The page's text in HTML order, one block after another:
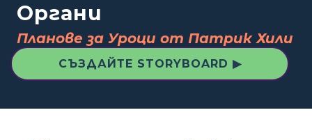
Органи
Планове за Уроци от Патрик Хили
СЪЗДАЙТЕ STORYBOARD ▶